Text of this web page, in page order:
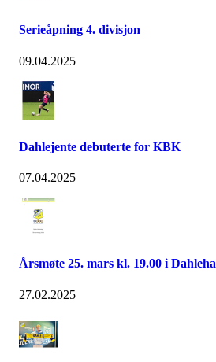
Serieåpning 4. divisjon
09.04.2025
Dahlejente debuterte for KBK
07.04.2025
Årsmøte 25. mars kl. 19.00 i
27.02.2025